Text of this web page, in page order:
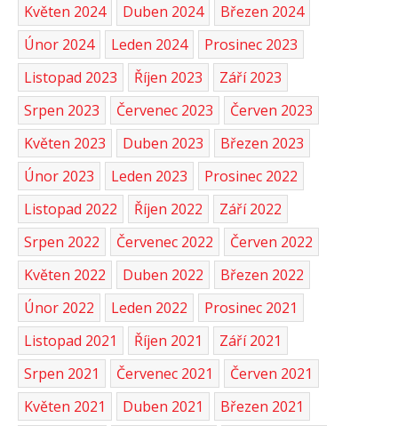
Květen 2024
Duben 2024
Březen 2024
Únor 2024
Leden 2024
Prosinec 2023
Listopad 2023
Říjen 2023
Září 2023
Srpen 2023
Červenec 2023
Červen 2023
Květen 2023
Duben 2023
Březen 2023
Únor 2023
Leden 2023
Prosinec 2022
Listopad 2022
Říjen 2022
Září 2022
Srpen 2022
Červenec 2022
Červen 2022
Květen 2022
Duben 2022
Březen 2022
Únor 2022
Leden 2022
Prosinec 2021
Listopad 2021
Říjen 2021
Září 2021
Srpen 2021
Červenec 2021
Červen 2021
Květen 2021
Duben 2021
Březen 2021